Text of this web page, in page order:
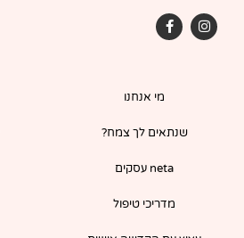
I
n
s
F
a
c
o
-
f
מי אנחנו
שנתאים לך צמח?
neta עסקים
מדריכי טיפול